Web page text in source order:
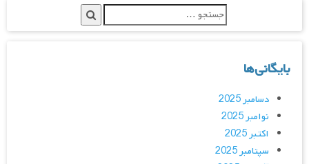
بایگانی‌ها
دسامبر 2025
نوامبر 2025
اکتبر 2025
سپتامبر 2025